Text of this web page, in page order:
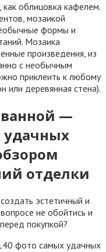
облицовка кафелем.
мозаикой
формы и
Мозаика
произведения, из
с необычным
приклеить к любому
или деревянная стена).
—
удачных
отделки
эстетичный и
не обойтись и
покупкой?